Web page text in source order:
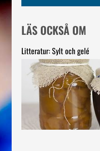
LÄS OCKSÅ OM
Litteratur: Sylt och gelé